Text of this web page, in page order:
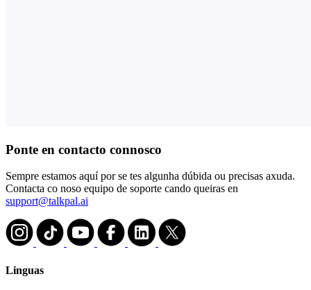
Ponte en contacto connosco
Sempre estamos aquí por se tes algunha dúbida ou precisas axuda.
Contacta co noso equipo de soporte cando queiras en
support@talkpal.ai
Linguas